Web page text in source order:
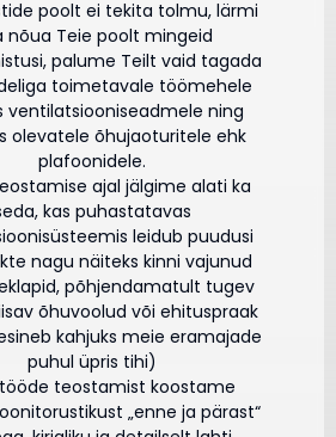
poolt ei tekita tolmu, lärmi
nõua Teie poolt mingeid
palume Teilt vaid tagada
toimetavale töömehele
ventilatsiooniseadmele ning
olevatele õhujaoturitele ehk
plafoonidele.
ajal jälgime alati ka
kas puhastatavas
leidub puudusi
nagu näiteks kinni vajunud
põhjendamatult tugev
õhuvoolud või ehituspraak
kahjuks meie eramajade
puhul üpris tihi)
teostamist koostame
„enne ja pärast“